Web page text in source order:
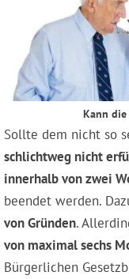
Kann
Sollte dem nicht so
schlichtweg nicht
innerhalb von zwei
beendet werden.
von Gründen.
von maximal sechs
Bürgerlichen